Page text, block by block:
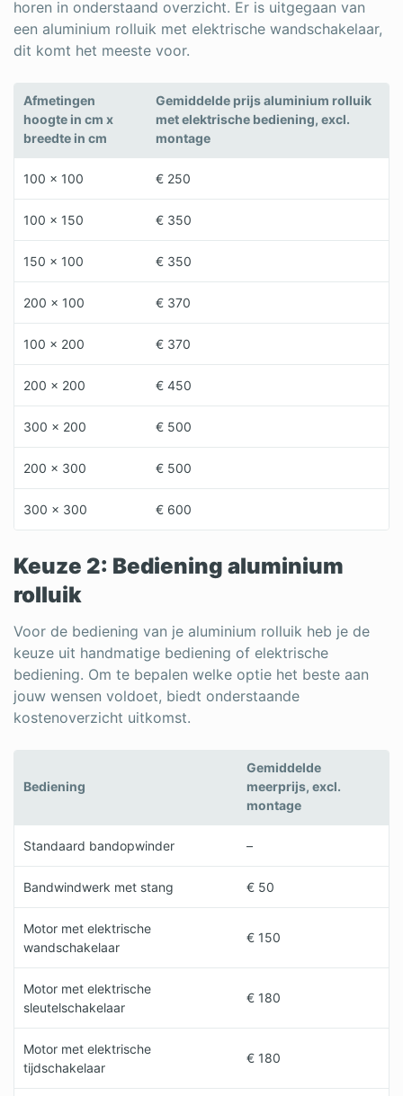
horen in onderstaand overzicht. Er is uitgegaan van
een aluminium rolluik met elektrische wandschakelaar,
dit komt het meeste voor.
Afmetingen
hoogte in cm x
breedte in cm
Gemiddelde prijs aluminium rolluik
met elektrische bediening, excl.
montage
100 x 100 € 250
100 x 150 € 350
150 x 100 € 350
200 x 100 € 370
100 x 200 € 370
200 x 200 € 450
300 x 200 € 500
200 x 300 € 500
300 x 300 € 600
Keuze 2: Bediening aluminium
rolluik
Voor de bediening van je aluminium rolluik heb je de
keuze uit handmatige bediening of elektrische
bediening. Om te bepalen welke optie het beste aan
jouw wensen voldoet, biedt onderstaande
kostenoverzicht uitkomst.
Bediening
Gemiddelde
meerprijs, excl.
montage
Standaard bandopwinder –
Bandwindwerk met stang € 50
Motor met elektrische
wandschakelaar
€ 150
Motor met elektrische
sleutelschakelaar
€ 180
Motor met elektrische
tijdschakelaar
€ 180